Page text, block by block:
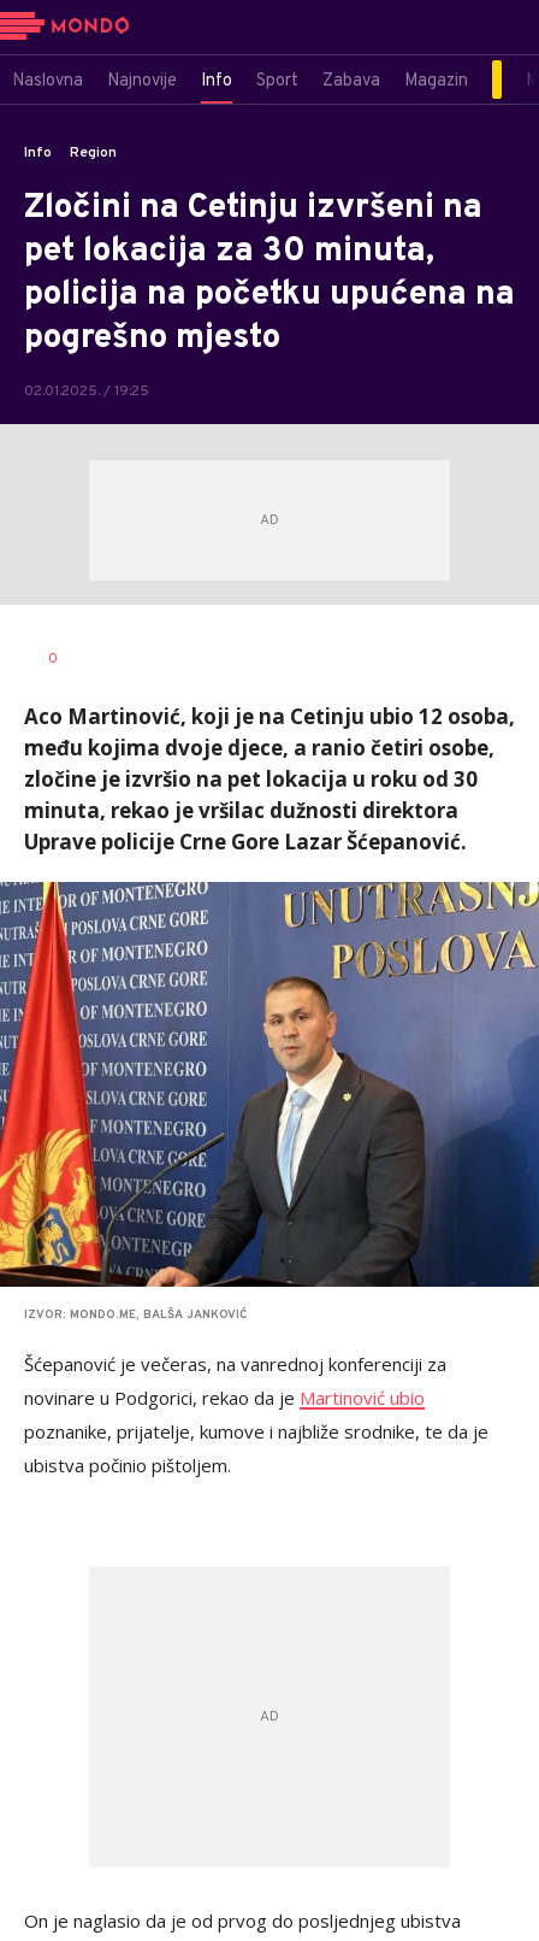
Naslovna Najnovije Info Sport Zabava Magazin
Info Region
Zločini na Cetinju izvršeni na
pet lokacija za 30 minuta,
policija na početku upućena na
pogrešno mjesto
02.01.2025. / 19:25
AUTOR
0
Aco Martinović, koji je na Cetinju ubio 12 osoba,
među kojima dvoje djece, a ranio četiri osobe,
zločine je izvršio na pet lokacija u roku od 30
minuta, rekao je vršilac dužnosti direktora
Uprave policije Crne Gore Lazar Šćepanović.
IZVOR: MONDO.ME, BALŠA JANKOVIĆ
Šćepanović je večeras, na vanrednoj konferenciji za
novinare u Podgorici, rekao da je Martinović ubio
poznanike, prijatelje, kumove i najbliže srodnike, te da je
ubistva počinio pištoljem.
On je naglasio da je od prvog do posljednjeg ubistva